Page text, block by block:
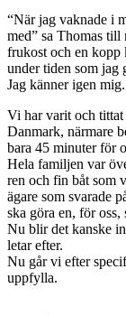
“När jag vaknade i
med” sa Thomas
frukost och en kopp
under tiden som jag
Jag känner igen mig.
Vi har varit och
Danmark, närmare
bara 45 minuter för
Hela familjen var
ren och fin båt som
ägare som svarade
ska göra en, för oss,
Nu blir det kanske
letar efter.
Nu går vi efter
uppfylla.